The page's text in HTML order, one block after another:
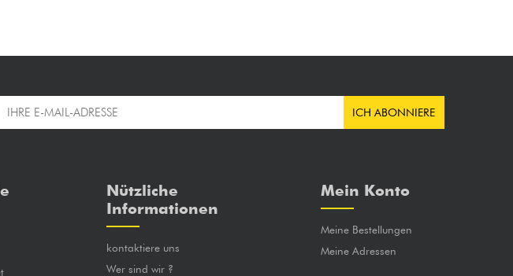
ICH ABONNIERE
Nützliche
Informationen
kontaktiere uns
Wer sind wir ?
Mein Konto
Meine Bestellungen
Meine Adressen